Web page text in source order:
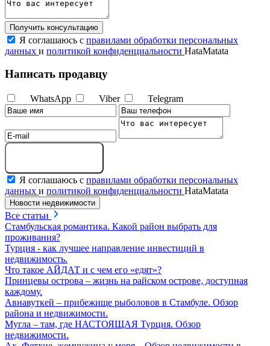
Получить консультацию
Я соглашаюсь с правилами обработки персональных
данных и политикой конфиденциальности HataMatata
Написать продавцу
WhatsApp Viber Telegram
Я соглашаюсь с правилами обработки персональных
данных и политикой конфиденциальности HataMatata
Новости недвижимости
Все статьи
Стамбульская романтика. Какой район выбрать для
проживания?
Турция - как лучшее направление инвестиций в
недвижимость.
Что такое АЙДАТ и с чем его «едят»?
Принцевы острова – жизнь на райском острове, доступная
каждому.
Авнавуткей – прибежище рыболовов в Стамбуле. Обзор
района и недвижимости.
Мугла – там, где НАСТОЯЩАЯ Турция. Обзор
недвижимости.